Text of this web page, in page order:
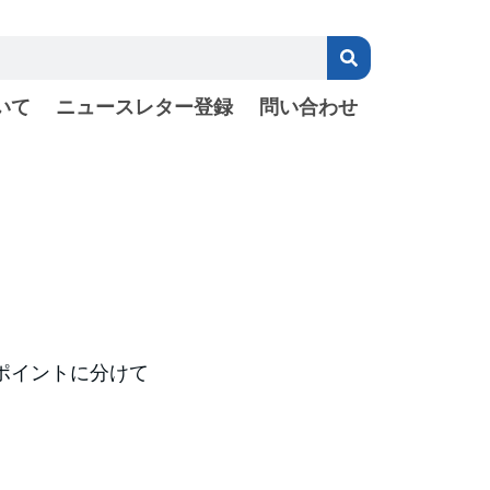
て ニュースレター登録 問い合わせ
イントに分けて